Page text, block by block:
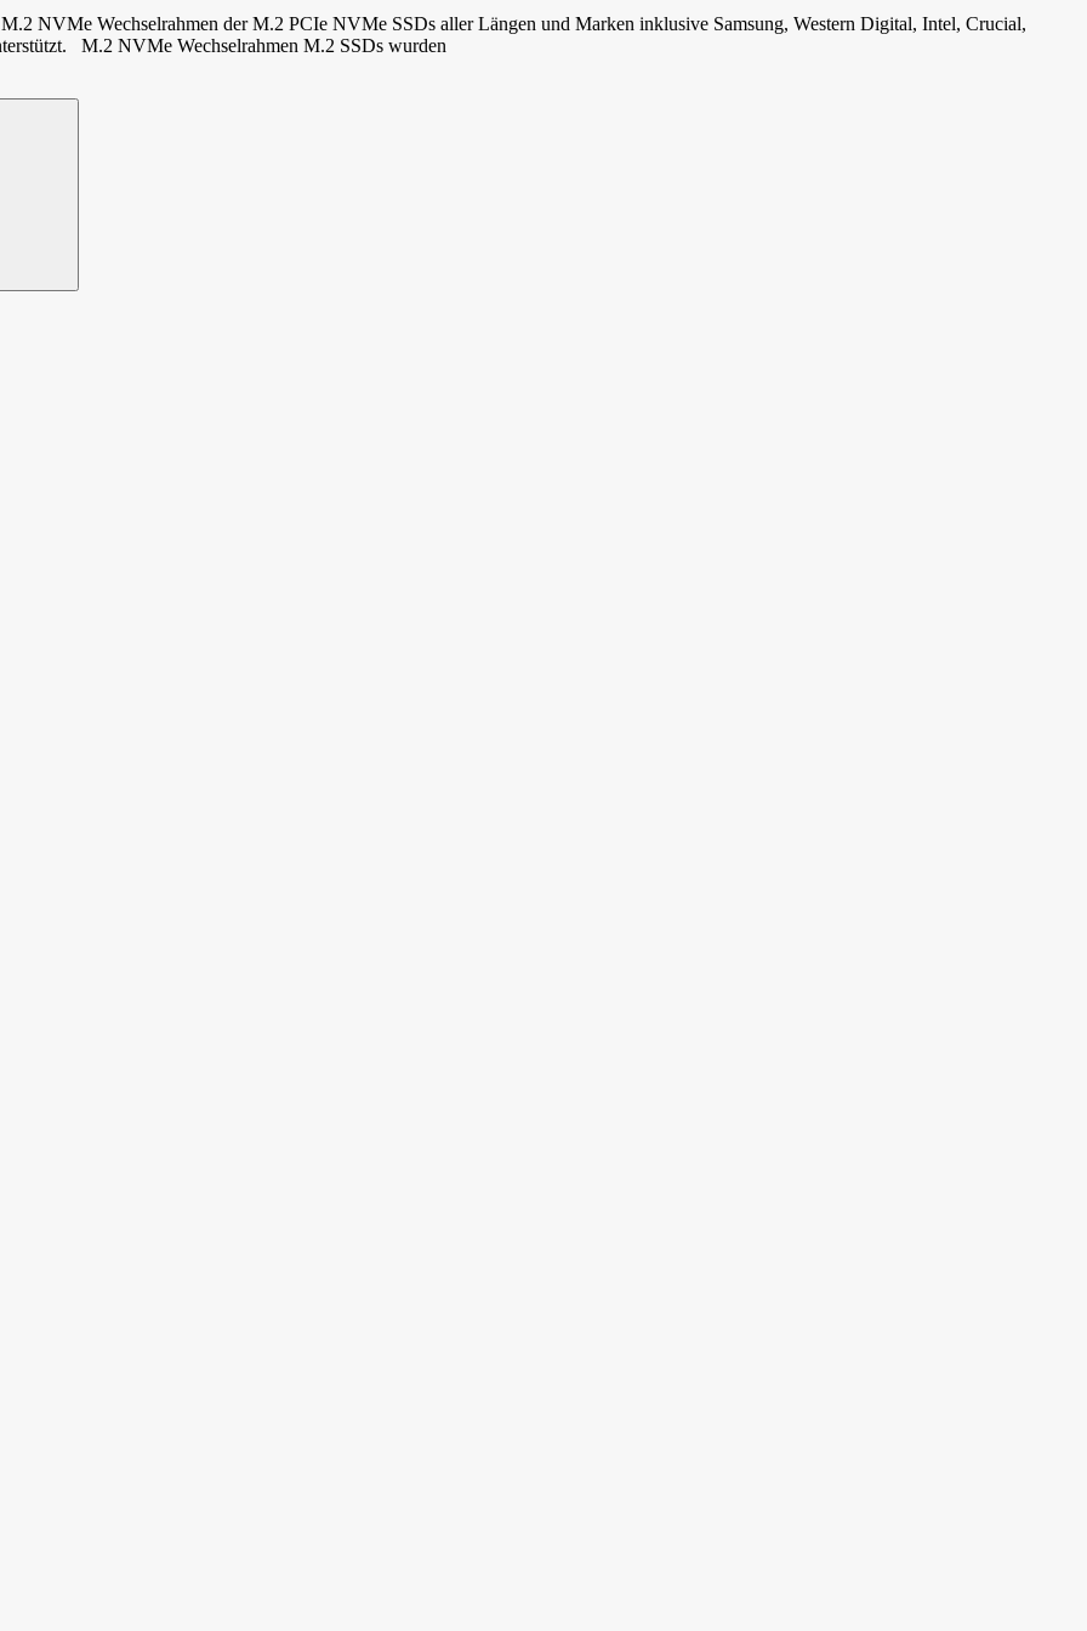
NVMe Wechselrahmen der M.2 PCIe NVMe SSDs aller Längen und Marken inklusive Samsung, Western Digital, Intel, Crucial,
M.2 NVMe Wechselrahmen M.2 SSDs wurden